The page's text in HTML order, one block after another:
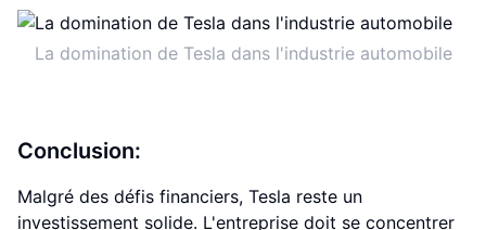
La domination de Tesla dans l'industrie automobile
Conclusion:
Malgré des défis financiers, Tesla reste un
investissement solide. L'entreprise doit se concentrer